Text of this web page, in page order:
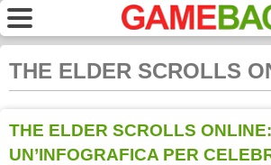
THE ELDER SCROLLS
THE ELDER SCROLLS ONLINE:
UN’INFOGRAFICA PER